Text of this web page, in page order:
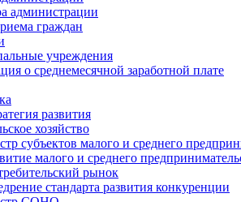
администрации
граждан
учреждения
о среднемесячной заработной плате
развития
хозяйство
субъектов малого и среднего
малого и среднего
рынок
стандарта развития конкуренции